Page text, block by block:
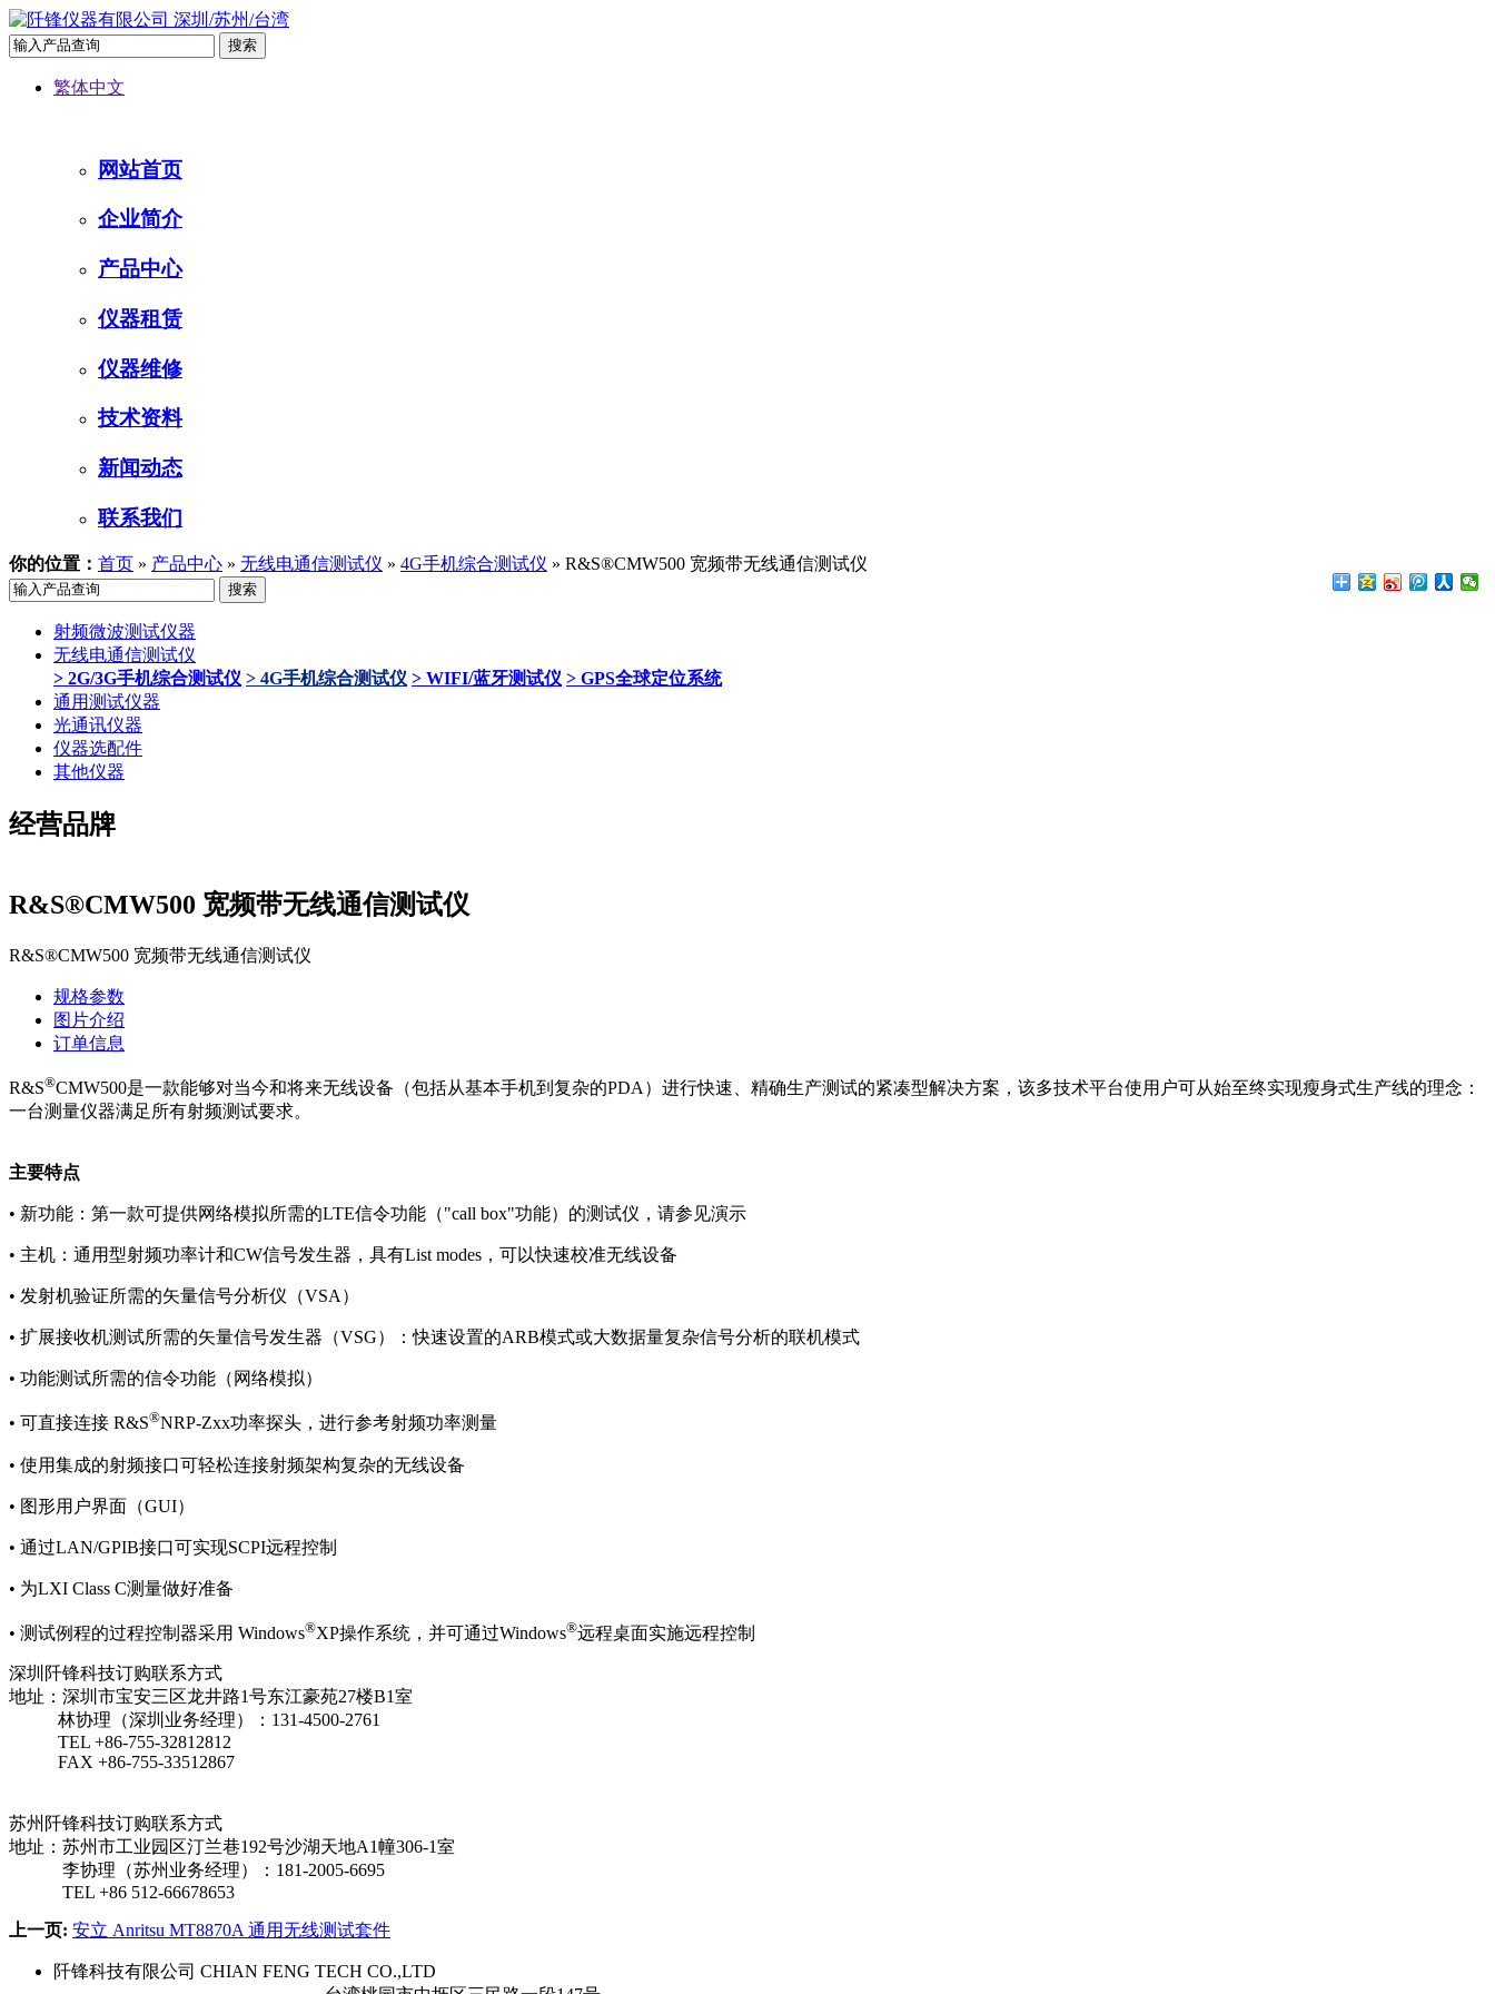
繁体中文
网站首页
企业简介
产品中心
仪器租赁
仪器维修
技术资料
新闻动态
联系我们
你的位置： 首页 » 产品中心 » 无线电通信测试仪 » 4G手机综合测试仪 » R&S®CMW500 宽频带无线通信测试仪
射频微波测试仪器
无线电通信测试仪
> 2G/3G手机综合测试仪 > 4G手机综合测试仪 > WIFI/蓝牙测试仪 > GPS全球定位系统
通用测试仪器
光通讯仪器
仪器选配件
其他仪器
经营品牌
R&S®CMW500 宽频带无线通信测试仪
R&S®CMW500 宽频带无线通信测试仪
规格参数
图片介绍
订单信息
R&S®CMW500是一款能够对当今和将来无线设备（包括从基本手机到复杂的PDA）进行快速、精确生产测试的紧凑型解决方案，该多技术平台使用户可从始至终实现瘦身式生产线的理念：
一台测量仪器满足所有射频测试要求。
主要特点
• 新功能：第一款可提供网络模拟所需的LTE信令功能（"call box"功能）的测试仪，请参见演示
• 主机：通用型射频功率计和CW信号发生器，具有List modes，可以快速校准无线设备
• 发射机验证所需的矢量信号分析仪（VSA）
• 扩展接收机测试所需的矢量信号发生器（VSG）：快速设置的ARB模式或大数据量复杂信号分析的联机模式
• 功能测试所需的信令功能（网络模拟）
• 可直接连接 R&S®NRP-Zxx功率探头，进行参考射频功率测量
• 使用集成的射频接口可轻松连接射频架构复杂的无线设备
• 图形用户界面（GUI）
• 通过LAN/GPIB接口可实现SCPI远程控制
• 为LXI Class C测量做好准备
• 测试例程的过程控制器采用 Windows®XP操作系统，并可通过Windows®远程桌面实施远程控制
深圳阡锋科技订购联系方式
地址：深圳市宝安三区龙井路1号东江豪苑27楼B1室
林协理（深圳业务经理）：131-4500-2761
TEL +86-755-32812812
FAX +86-755-33512867
苏州阡锋科技订购联系方式
地址：苏州市工业园区汀兰巷192号沙湖天地A1幢306-1室
李协理（苏州业务经理）： 181-2005-6695
TEL +86 512-66678653
上一页: 安立 Anritsu MT8870A 通用无线测试套件
阡锋科技有限公司 CHIAN FENG TECH CO.,LTD